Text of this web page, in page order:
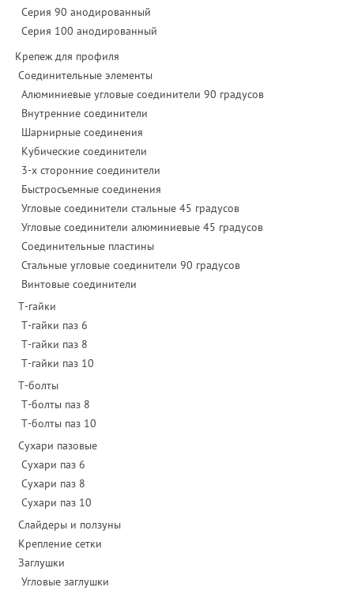
Серия 90 анодированный
Серия 100 анодированный
Крепеж для профиля
Соединительные элементы
Алюминиевые угловые соединители 90 градусов
Внутренние соединители
Шарнирные соединения
Кубические соединители
3-х сторонние соединители
Быстросъемные соединения
Угловые соединители стальные 45 градусов
Угловые соединители алюминиевые 45 градусов
Соединительные пластины
Стальные угловые соединители 90 градусов
Винтовые соединители
Т-гайки
Т-гайки паз 6
Т-гайки паз 8
Т-гайки паз 10
Т-болты
Т-болты паз 8
Т-болты паз 10
Сухари пазовые
Сухари паз 6
Сухари паз 8
Сухари паз 10
Слайдеры и ползуны
Крепление сетки
Заглушки
Угловые заглушки